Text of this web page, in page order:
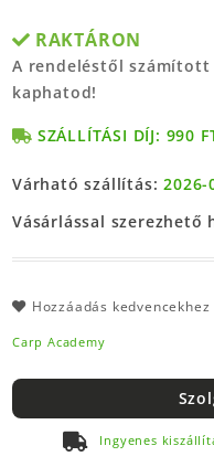
RAKTÁRON
A rendeléstől számított
kaphatod!
SZÁLLÍTÁSI DÍJ: 990
Várható szállítás:
Vásárlással szerezhető
Hozzáadás kedvencekhez
Carp Academy
Ingyenes